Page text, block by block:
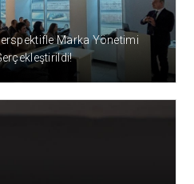
Marka Yönetimi